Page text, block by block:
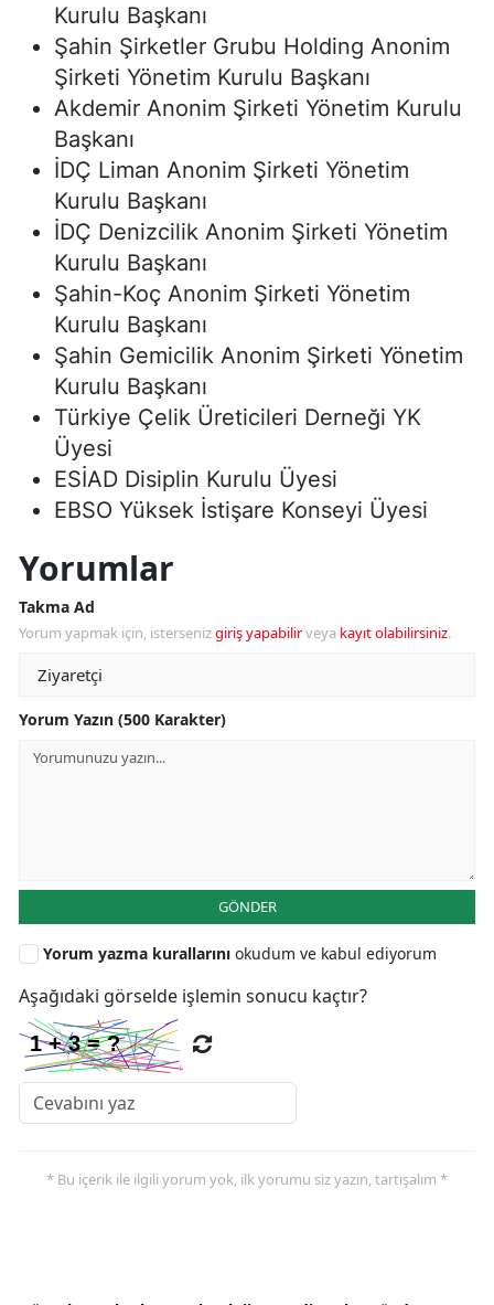
Kurulu Başkanı
Şahin Şirketler Grubu Holding Anonim
Şirketi Yönetim Kurulu Başkanı
Akdemir Anonim Şirketi Yönetim Kurulu
Başkanı
İDÇ Liman Anonim Şirketi Yönetim
Kurulu Başkanı
İDÇ Denizcilik Anonim Şirketi Yönetim
Kurulu Başkanı
Şahin-Koç Anonim Şirketi Yönetim
Kurulu Başkanı
Şahin Gemicilik Anonim Şirketi Yönetim
Kurulu Başkanı
Türkiye Çelik Üreticileri Derneği YK
Üyesi
ESİAD Disiplin Kurulu Üyesi
EBSO Yüksek İstişare Konseyi Üyesi
Yorumlar
Takma Ad
Yorum yapmak için, istersenizgiriş yapabilirveya kayıt olabilirsiniz.
Yorum Yazın (500 Karakter)
GÖNDER
Yorum yazma kurallarını okudum ve kabul ediyorum
Aşağıdaki görselde işlemin sonucu kaçtır?
* Bu içerik ile ilgili yorum yok, ilk yorumu siz yazın, tartışalım *